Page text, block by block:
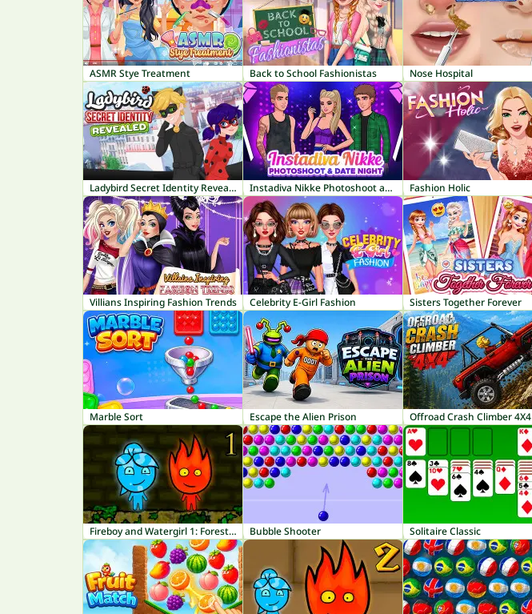
ASMR Stye Treatment Back to School Fashionistas Nose Hospital
Ladybird Secret Identity Revealed Instadiva Nikke Photoshoot and Date Night Fashion Holic
Villians Inspiring Fashion Trends Celebrity E-Girl Fashion Sisters Together Forever
Marble Sort Escape the Alien Prison Offroad Crash Climber 4X4
Fireboy and Watergirl 1: Forest Temple Bubble Shooter Solitaire Classic